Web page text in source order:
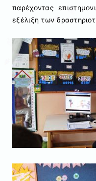
παρέχοντας
εξέλιξη των